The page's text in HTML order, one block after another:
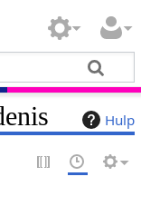
Hulp